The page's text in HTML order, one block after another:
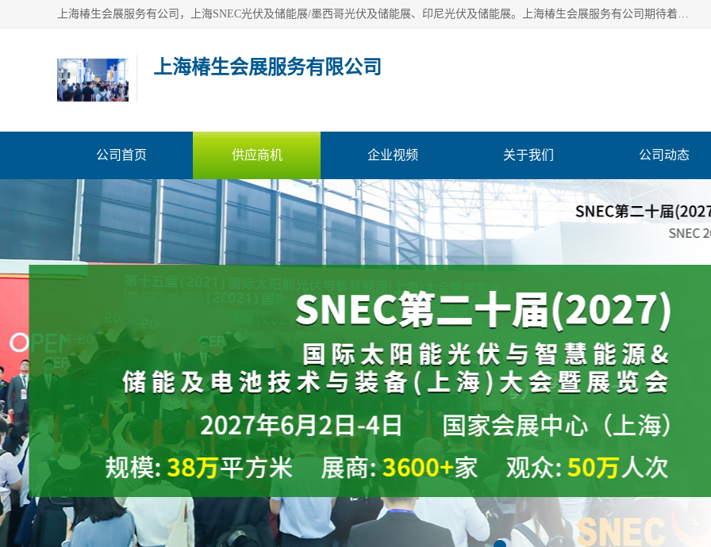
上海椿生会展服务有公司，上海SNEC光伏及储能展/墨西哥光伏及储能展、印尼光伏及储能展。上海椿生会展服务有公司期待着相关业者聚首我们的新能源平台，从产业的视野、以问题为导向，一起把脉中国、亚洲及世界太阳能光伏及储能市场。
上海椿生会展服务有限公司
公司首页 供应商机 企业视频 关于我们 公司动态